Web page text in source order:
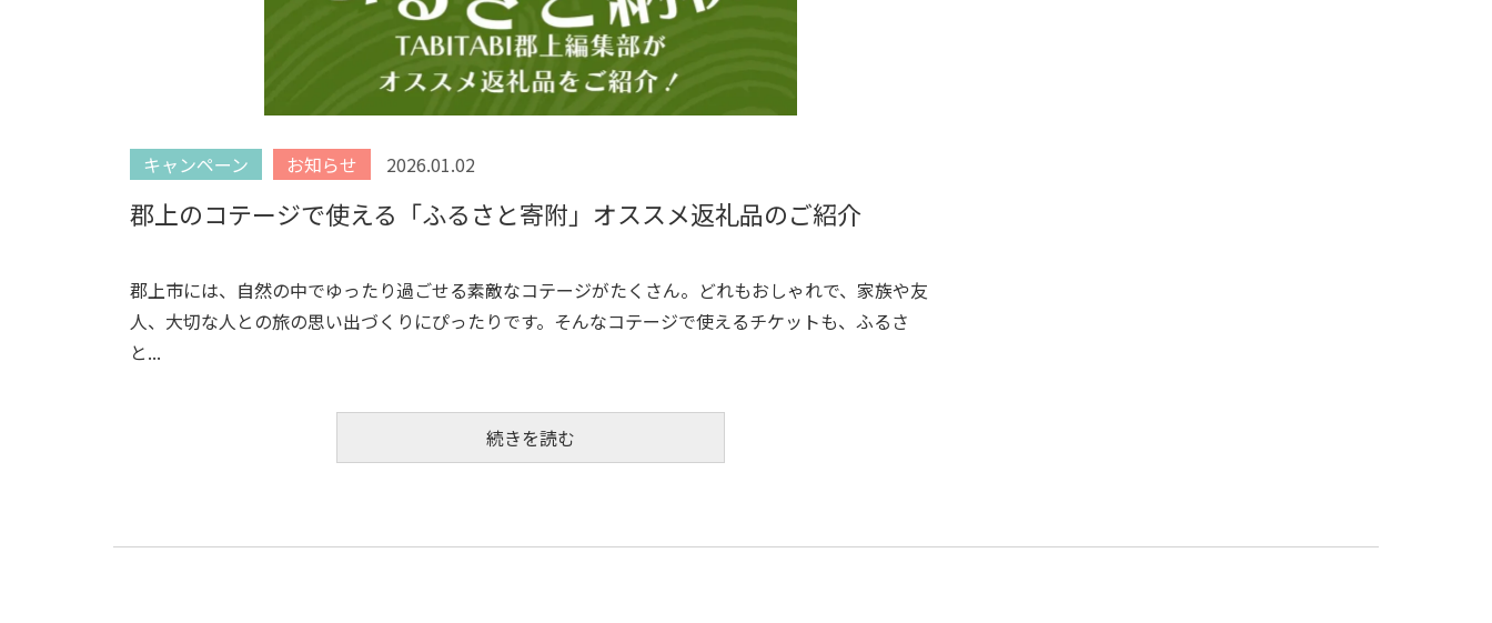
キャンペーン お知らせ 2026.01.02
郡上のコテージで使える「ふるさと寄附」オススメ返礼品のご紹介
郡上市には、自然の中でゆったり過ごせる素敵なコテージがたくさん。どれもおしゃれで、家族や友
人、大切な人との旅の思い出づくりにぴったりです。そんなコテージで使えるチケットも、ふるさ
と...
続きを読む